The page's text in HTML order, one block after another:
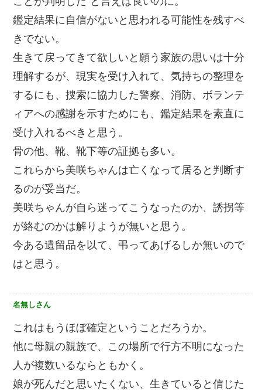
鑑定結果に自信がないと思われる可能性を残すべ
きでない。
生きて戻ってきて欲しいと願う家族の思いは十分
理解するが、現実を受け入れて、気持ちの整理を
するにも、捜索に協力した警察、消防、ボランテ
ィアへの感謝を示すためにも、鑑定結果を素直に
受け入れるべきと思う。
骨の他、靴、靴下等の証拠も多い。
これらから美咲ちゃんは亡くなって居ると判断す
るのが妥当だ。
美咲ちゃんが自ら迷ってこうなったのか、誘拐等
が絡むのかは解りようが無いと思う。
今ある遺留品を以て、弔ってあげるしか無いので
はと思う。
名無しさん
これはもうほぼ確定ということだろうか。
他に母親の親族で、この場所で行方不明になった
人が複数いるならともかく。
娘が死んだと思いたくない、生きていると信じた